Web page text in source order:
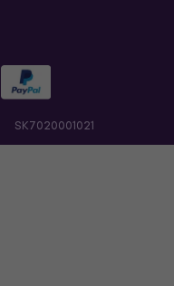
SK7020001021